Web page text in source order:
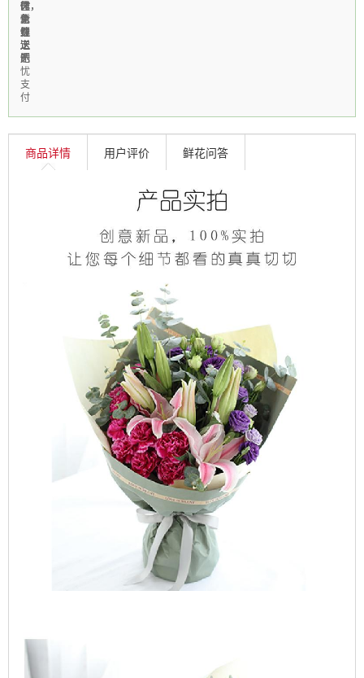
区
免
费
送
时
急
速
送
达
作，
新
鲜
上
门
休，
个
性
定
制
微
信
线
上
无
忧
支
付
商品详情 用户评价 鲜花问答